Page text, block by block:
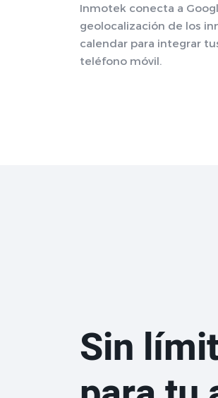
Inmotek conecta a
geolocalización de los
calendar para integrar
teléfono móvil.
Sin